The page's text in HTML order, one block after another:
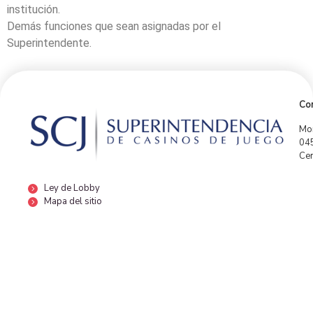
institución.
Demás funciones que sean asignadas por el
Superintendente.
Ley de Lobby
Mapa del sitio